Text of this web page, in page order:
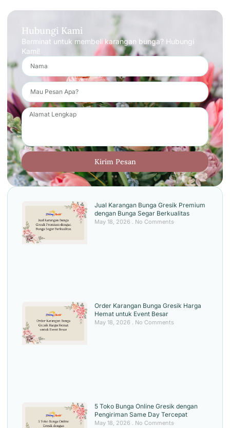
Hubungi Kami
Berminat untuk membeli karangan bunga? Hubungi
Kami!
Kirim Pesan
Jual Karangan Bunga Gresik Premium
dengan Bunga Segar Berkualitas
May 18, 2026 No Comments
Order Karangan Bunga Gresik Harga
Hemat untuk Event Besar
May 18, 2026 No Comments
5 Toko Bunga Online Gresik dengan
Pengiriman Same Day Tercepat
May 18, 2026 No Comments